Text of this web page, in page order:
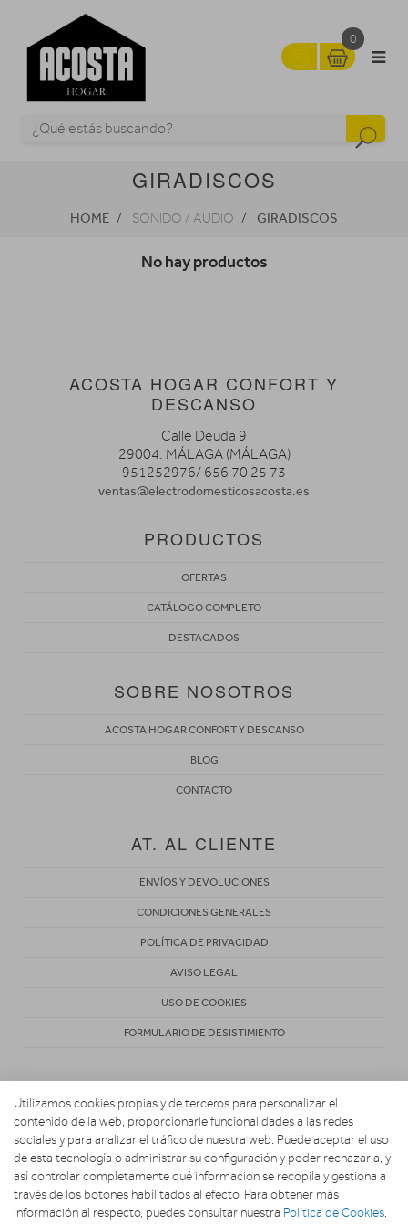
0
GIRADISCOS
HOME SONIDO / AUDIO GIRADISCOS
No hay productos
ACOSTA HOGAR CONFORT Y
DESCANSO
Calle Deuda 9
29004. MÁLAGA (MÁLAGA)
951252976/ 656 70 25 73
ventas@electrodomesticosacosta.es
PRODUCTOS
OFERTAS
CATÁLOGO COMPLETO
DESTACADOS
SOBRE NOSOTROS
ACOSTA HOGAR CONFORT Y DESCANSO
BLOG
CONTACTO
AT. AL CLIENTE
ENVÍOS Y DEVOLUCIONES
CONDICIONES GENERALES
POLÍTICA DE PRIVACIDAD
AVISO LEGAL
USO DE COOKIES
FORMULARIO DE DESISTIMIENTO
Copyright 2026. ACOSTA HOGAR CONFORT Y DESCANSO
Utilizamos cookies propias y de terceros para personalizar el
contenido de la web, proporcionarle funcionalidades a las redes
sociales y para analizar el tráfico de nuestra web. Puede aceptar el uso
de esta tecnología o administrar su configuración y poder rechazarla, y
así controlar completamente qué información se recopila y gestiona a
través de los botones habilitados al efecto. Para obtener más
información al respecto, puedes consultar nuestra Política de Cookies.